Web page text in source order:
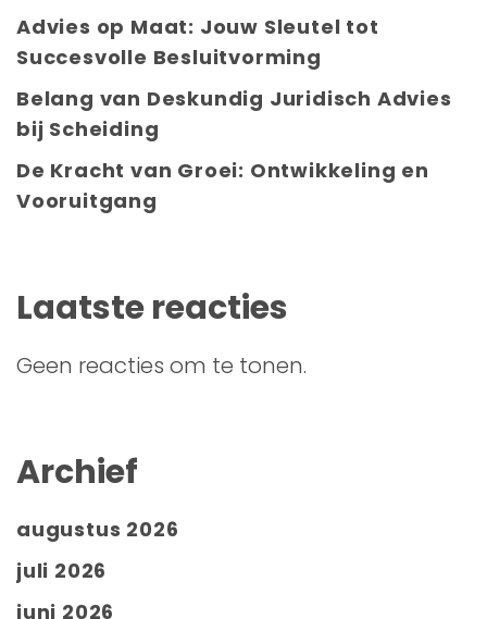
Advies op Maat: Jouw Sleutel tot
Succesvolle Besluitvorming
Belang van Deskundig Juridisch Advies
bij Scheiding
De Kracht van Groei: Ontwikkeling en
Vooruitgang
Laatste reacties
Geen reacties om te tonen.
Archief
augustus 2026
juli 2026
juni 2026